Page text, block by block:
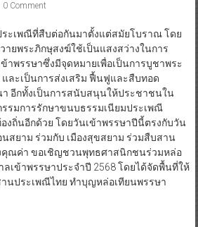
0 Comment
ระเพณีที่สืบต่อกันมาตั้งแต่สมัยโบราณ โดย
ายพระภิกษุสงฆ์ใช้เป็นแสงสว่างในการ
าพรรษาซึ่งมีจุดหมายเพื่อเป็นการบูชาพระ
ละเป็นการส่งเสริม ฟื้นฟูและสืบทอด
อีกทั้งเป็นการสนับสนุนให้ประชาชนใน
รมการรักษาขนบธรรมเนียมประเพณี
ถิ่นอีกด้วย โดยวันเข้าพรรษาปีนี้ตรงกับวัน
นสยาม ร่วมกับ เมืองสุขสยาม ร่วมสืบสาน
ณค่า ขอเชิญชวนพุทธศาสนิกชนร่วมหล่อ
ลเข้าพรรษาประจำปี 2568 โดยได้จัดพื้นที่ให้
นประเพณีไทย ทำบุญหล่อเทียนพรรษา